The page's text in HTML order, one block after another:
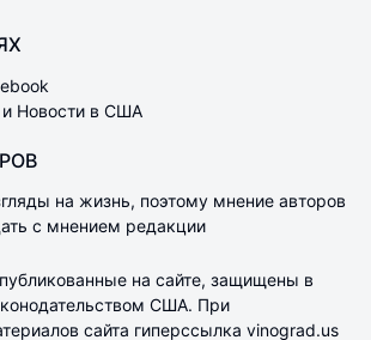
Новости в США
на жизнь, поэтому мнение авторов
с мнением редакции
на сайте, защищены в
США. При
сайта гиперссылка vinograd.us